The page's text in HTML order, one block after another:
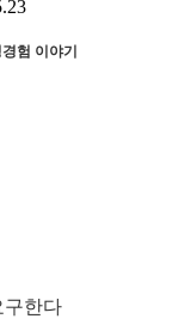
험 이야기
구한다